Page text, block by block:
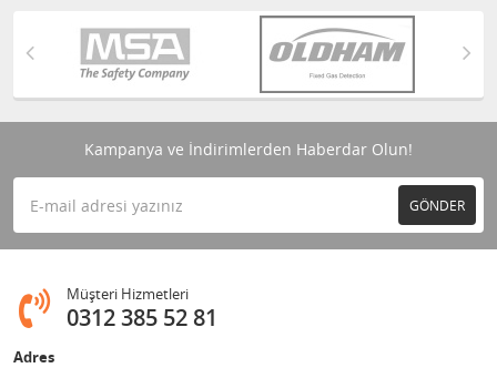
Kampanya ve İndirimlerden Haberdar Olun!
GÖNDER
Müşteri Hizmetleri
0312 385 52 81
Adres